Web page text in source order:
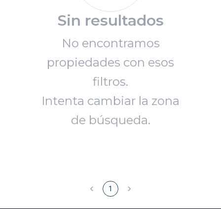
Sin resultados
No encontramos
propiedades con esos
filtros.
Intenta cambiar la zona
de búsqueda.
1